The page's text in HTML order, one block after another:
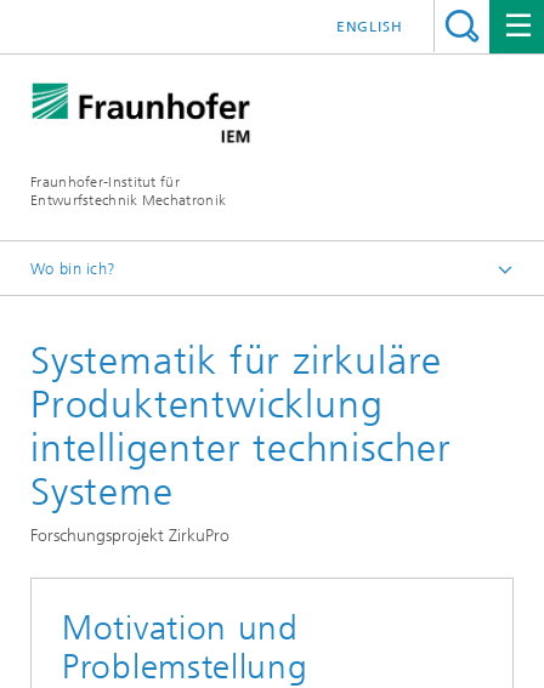
Fraunhofer-Institut für
Entwurfstechnik Mechatronik
ENGLISH
Wo bin ich?
Systematik für zirkuläre
Produktentwicklung
intelligenter technischer
Systeme
Forschungsprojekt ZirkuPro
Motivation und
Problemstellung